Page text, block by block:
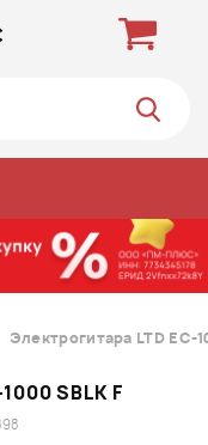
Электрогитара LTD EC-
SBLK F